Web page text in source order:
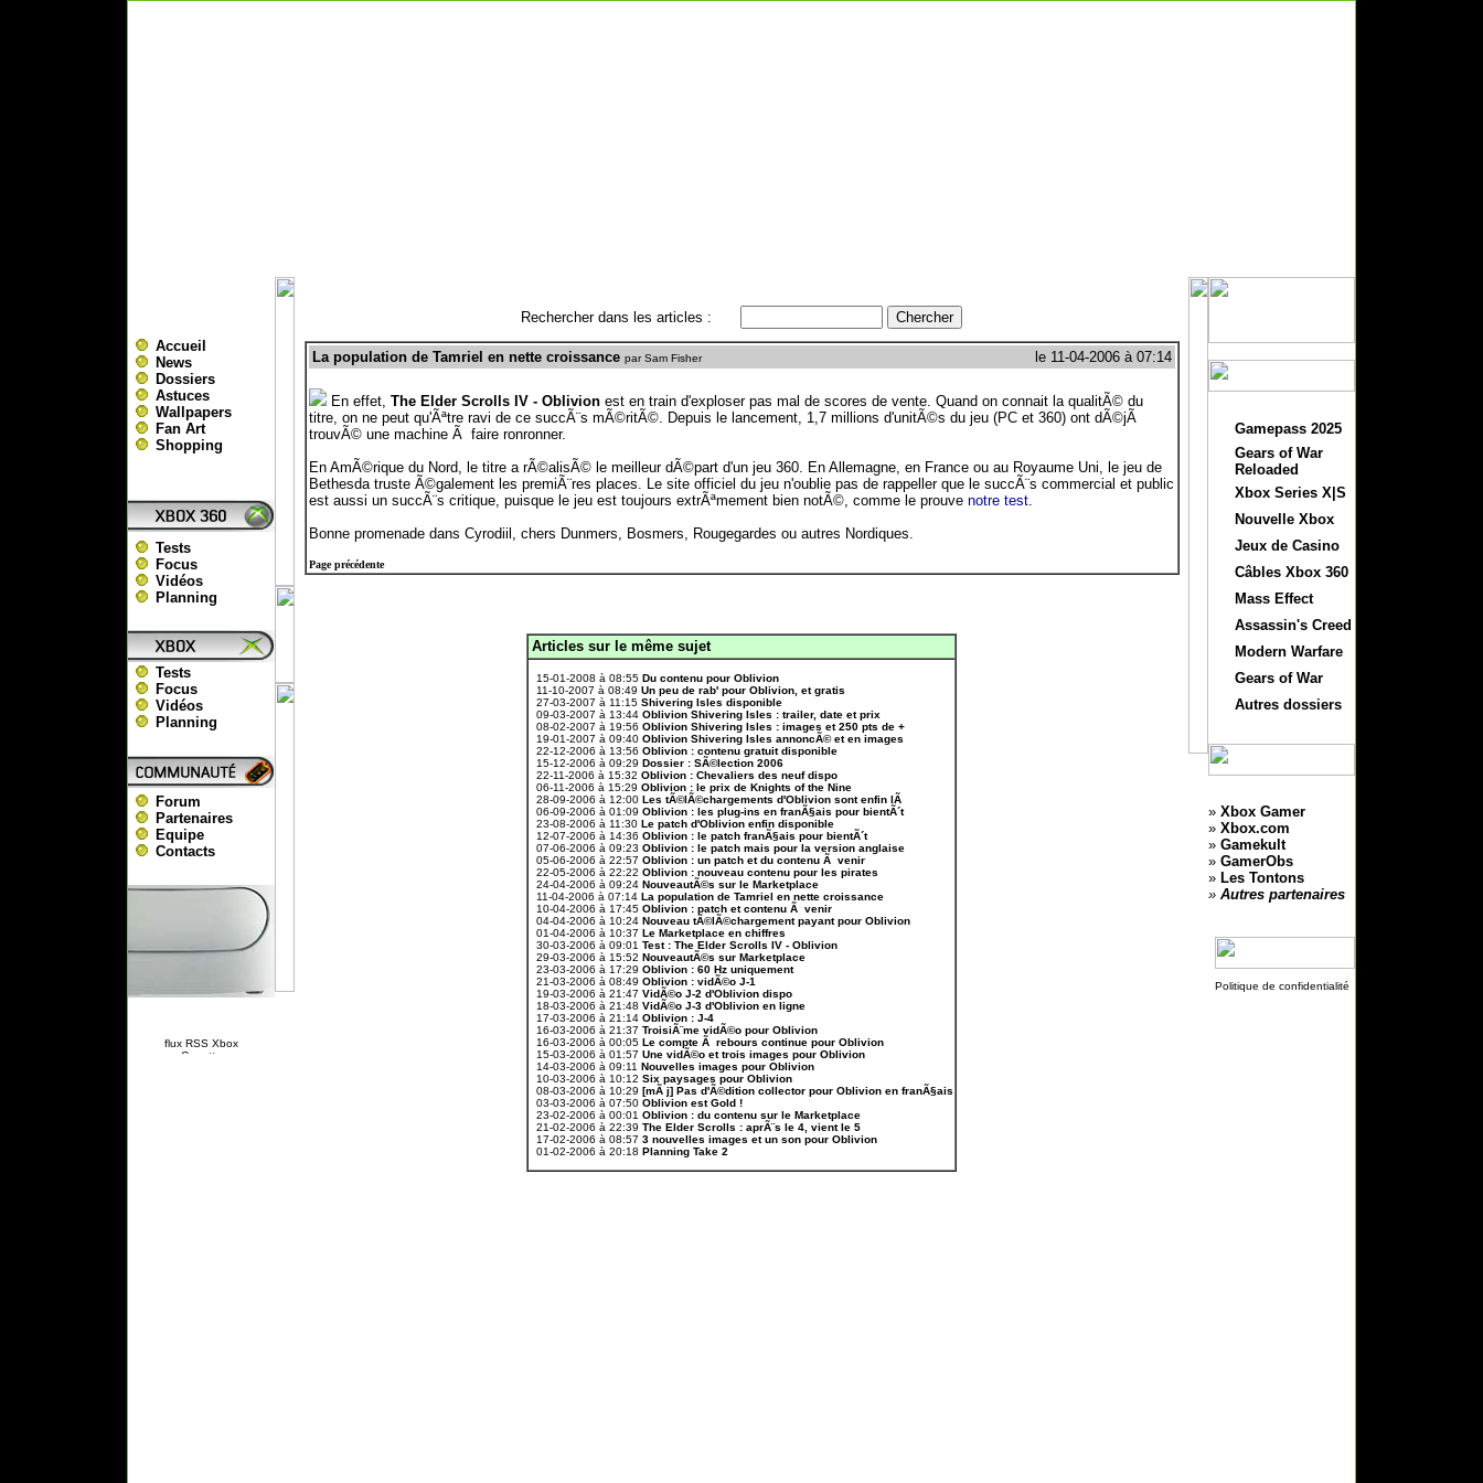
Accueil
News
Dossiers
Astuces
Wallpapers
Fan Art
Shopping
Tests
Focus
Vidéos
Planning
Tests
Focus
Vidéos
Planning
Forum
Partenaires
Equipe
Contacts
Rechercher dans les articles :
La population de Tamriel en nette croissance par Sam Fisher le 11-04-2006 à 07:14
En effet, The Elder Scrolls IV - Oblivionest en train d'exploser pas mal de scores de vente. Quand on connait la qualitÃ© du
titre, on ne peut qu'Ãªtre ravi de ce succÃ¨s mÃ©ritÃ©. Depuis le lancement, 1,7 millions d'unitÃ©s du jeu (PC et 360) ont dÃ©jÃ
trouvÃ© une machine Ã faire ronronner.
En AmÃ©rique du Nord, le titre a rÃ©alisÃ© le meilleur dÃ©part d'un jeu 360. En Allemagne, en France ou au Royaume Uni, le jeu de
Bethesda truste Ã©galement les premiÃ¨res places. Le site officiel du jeu n'oublie pas de rappeller que le succÃ¨s commercial et public
est aussi un succÃ¨s critique, puisque le jeu est toujours extrÃªmement bien notÃ©, comme le prouve notre test.
Bonne promenade dans Cyrodiil, chers Dunmers, Bosmers, Rougegardes ou autres Nordiques.
Page précédente
Articles sur le même sujet
15-01-2008 à 08:55 Du contenu pour Oblivion
11-10-2007 à 08:49 Un peu de rab' pour Oblivion, et gratis
27-03-2007 à 11:15 Shivering Isles disponible
09-03-2007 à 13:44 Oblivion Shivering Isles : trailer, date et prix
08-02-2007 à 19:56 Oblivion Shivering Isles : images et 250 pts de +
19-01-2007 à 09:40 Oblivion Shivering Isles annoncÃ© et en images
22-12-2006 à 13:56 Oblivion : contenu gratuit disponible
15-12-2006 à 09:29 Dossier : SÃ©lection 2006
22-11-2006 à 15:32 Oblivion : Chevaliers des neuf dispo
06-11-2006 à 15:29 Oblivion : le prix de Knights of the Nine
28-09-2006 à 12:00 Les tÃ©lÃ©chargements d'Oblivion sont enfin lÃ
06-09-2006 à 01:09 Oblivion : les plug-ins en franÃ§ais pour bientÃ´t
23-08-2006 à 11:30 Le patch d'Oblivion enfin disponible
12-07-2006 à 14:36 Oblivion : le patch franÃ§ais pour bientÃ´t
07-06-2006 à 09:23 Oblivion : le patch mais pour la version anglaise
05-06-2006 à 22:57 Oblivion : un patch et du contenu Ã venir
22-05-2006 à 22:22 Oblivion : nouveau contenu pour les pirates
24-04-2006 à 09:24 NouveautÃ©s sur le Marketplace
11-04-2006 à 07:14 La population de Tamriel en nette croissance
10-04-2006 à 17:45 Oblivion : patch et contenu Ã venir
04-04-2006 à 10:24 Nouveau tÃ©lÃ©chargement payant pour Oblivion
01-04-2006 à 10:37 Le Marketplace en chiffres
30-03-2006 à 09:01 Test : The Elder Scrolls IV - Oblivion
29-03-2006 à 15:52 NouveautÃ©s sur Marketplace
23-03-2006 à 17:29 Oblivion : 60 Hz uniquement
21-03-2006 à 08:49 Oblivion : vidÃ©o J-1
19-03-2006 à 21:47 VidÃ©o J-2 d'Oblivion dispo
18-03-2006 à 21:48 VidÃ©o J-3 d'Oblivion en ligne
17-03-2006 à 21:14 Oblivion : J-4
16-03-2006 à 21:37 TroisiÃ¨me vidÃ©o pour Oblivion
16-03-2006 à 00:05 Le compte Ã rebours continue pour Oblivion
15-03-2006 à 01:57 Une vidÃ©o et trois images pour Oblivion
14-03-2006 à 09:11 Nouvelles images pour Oblivion
10-03-2006 à 10:12 Six paysages pour Oblivion
08-03-2006 à 10:29 [mÃ j] Pas d'Ã©dition collector pour Oblivion en franÃ§ais
03-03-2006 à 07:50 Oblivion est Gold !
23-02-2006 à 00:01 Oblivion : du contenu sur le Marketplace
21-02-2006 à 22:39 The Elder Scrolls : aprÃ¨s le 4, vient le 5
17-02-2006 à 08:57 3 nouvelles images et un son pour Oblivion
01-02-2006 à 20:18 Planning Take 2
Gamepass 2025
Gears of War
Reloaded
Xbox Series X|S
Nouvelle Xbox
Jeux de Casino
Câbles Xbox 360
Mass Effect
Assassin's Creed
Modern Warfare
Gears of War
Autres dossiers
» Xbox Gamer
» Xbox.com
» Gamekult
» GamerObs
» Les Tontons
» Autres partenaires
Politique de confidentialité